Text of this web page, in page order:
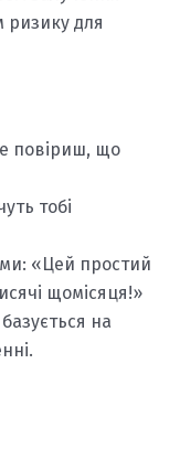
ризику для
повіриш, що
тобі
«Цей простий
щомісяця!»
на